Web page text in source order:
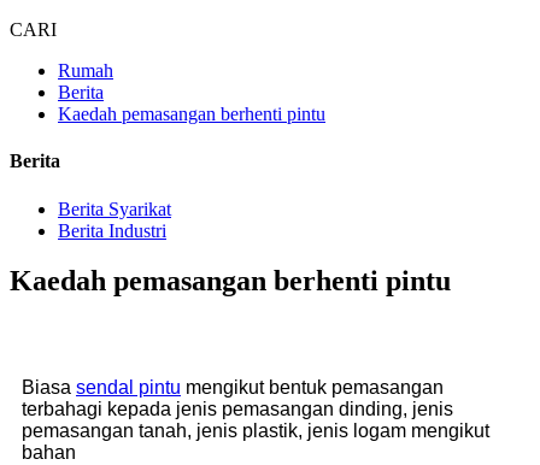
CARI
Rumah
Berita
Kaedah pemasangan berhenti pintu
Berita
Berita Syarikat
Berita Industri
Kaedah pemasangan berhenti pintu
Biasa sendal pintu mengikut bentuk pemasangan
terbahagi kepada jenis pemasangan dinding, jenis
pemasangan tanah, jenis plastik, jenis logam mengikut
bahan